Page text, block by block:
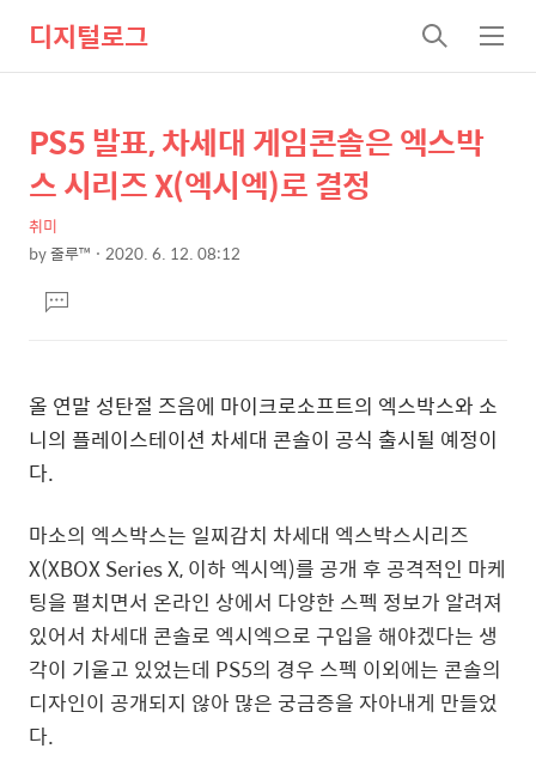
디지털로그
검
색
메
뉴
상
세
컨
텐
본
문
제
목
PS5 발표, 차세대 게임콘솔은 엑스박
스 시리즈 X(엑시엑)로 결정
취미
by줄루™ 2020. 6. 12. 08:12
문댓
글
올 연말 성탄절 즈음에 마이크로소프트의 엑스박스와 소
니의 플레이스테이션 차세대 콘솔이 공식 출시될 예정이
다.
마소의 엑스박스는 일찌감치 차세대 엑스박스시리즈
X(XBOX Series X, 이하 엑시엑)를 공개 후 공격적인 마케
팅을 펼치면서 온라인 상에서 다양한 스펙 정보가 알려져
있어서 차세대 콘솔로 엑시엑으로 구입을 해야겠다는 생
각이 기울고 있었는데 PS5의 경우 스펙 이외에는 콘솔의
디자인이 공개되지 않아 많은 궁금증을 자아내게 만들었
다.